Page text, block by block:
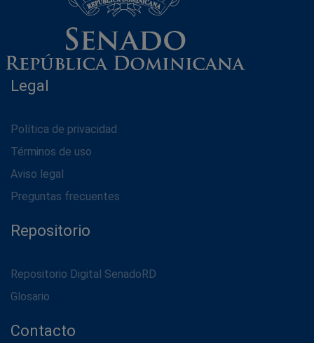
Legal
Política de privacidad
Términos de uso
Aviso legal
Preguntas frecuentes
Repositorio
Repositorio Digital SenadoRD
Glosario
Contacto